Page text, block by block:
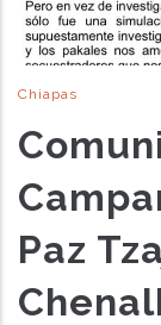
Chiapas
Paz